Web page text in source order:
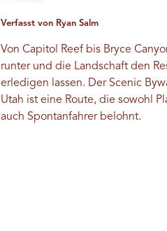
Verfasst von Ryan Salm
Von Capitol Reef bis Bryce
runter und die Landschaft den
erledigen lassen. Der Scenic
Utah ist eine Route, die sowohl
auch Spontanfahrer belohnt.